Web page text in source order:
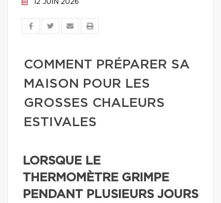
12 JUIN 2026
COMMENT PRÉPARER SA
MAISON POUR LES
GROSSES CHALEURS
ESTIVALES
LORSQUE LE
THERMOMÈTRE GRIMPE
PENDANT PLUSIEURS JOURS